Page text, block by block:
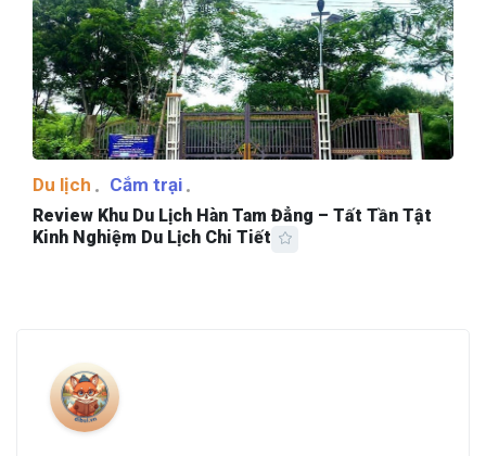
Du lịch Cắm trại
Review Khu Du Lịch Hàn Tam Đẳng – Tất Tần Tật
Kinh Nghiệm Du Lịch Chi Tiết